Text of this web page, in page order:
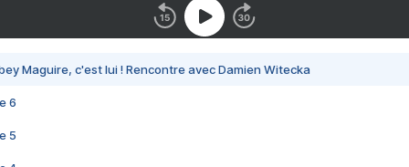
Maguire, c'est lui ! Rencontre avec Damien Witecka
6
5